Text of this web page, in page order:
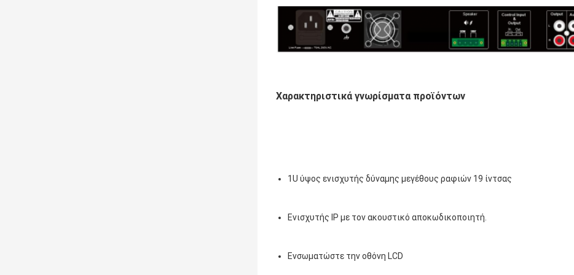
Χαρακτηριστικά γνωρίσματα προϊόντων
1U ύψος ενισχυτής δύναμης μεγέθους ραφιών 19 ίντσας
Ενισχυτής IP με τον ακουστικό αποκωδικοποιητή.
Ενσωματώστε την οθόνη LCD